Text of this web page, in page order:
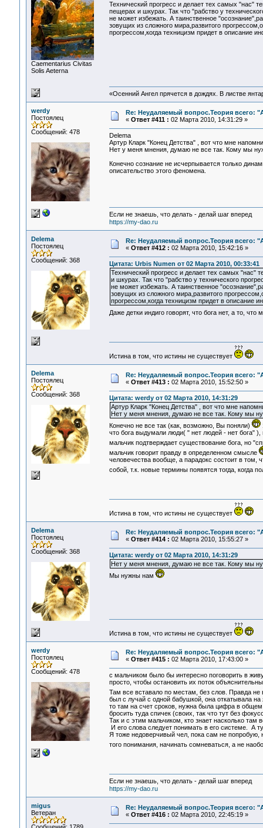
Сaementarius Civitas
Solis Aeterna
Технический прогресс и делает тех самых "нас"
пещерах и шкурах. Так что "рабство у
не может избежать. А таинственное
зовущих из сложного мира,развитого
прогрессом,когда техницизм придет в описание
«Осенний Ангел прячется в дождях. В листве
werdy
Постоялец
Сообщений: 478
Re: Неудаляемый вопрос.Теория всего:
« Ответ #411 : 02 Марта 2010, 14:31:29 »
Delema
Артур Кларк "Конец Детства" , вот что мне
Нет у меня мнения, думаю не все так. Кому мы
Конечно сознание не исчерпывается только
описательство этого феномена.
Если не знаешь, что делать - делай шаг вперед
https://my-dao.ru
Delema
Постоялец
Сообщений: 368
Re: Неудаляемый вопрос.Теория всего:
« Ответ #412 : 02 Марта 2010, 15:42:16 »
Цитата: Urbis Numen от 02 Марта 2010, 00:33:41
Технический прогресс и делает тех самых "нас"
и шкурах. Так что "рабство у технического
не может избежать. А таинственное
зовущих из сложного мира,развитого
прогрессом,когда техницизм придет в описание
Даже детки индиго говорят, что бога нет, а то,
Истина в том, что истины не существует
Delema
Постоялец
Сообщений: 368
Re: Неудаляемый вопрос.Теория всего:
« Ответ #413 : 02 Марта 2010, 15:52:50 »
Цитата: werdy от 02 Марта 2010, 14:31:29
Артур Кларк "Конец Детства" , вот что мне
Нет у меня мнения, думаю не все так. Кому мы
Конечно не все так (как, возможно, Вы поняли)
что бога выдумали люди( " нет людей - нет бога" ),
мальчик подтверждает существование бога, но
мальчик говорит правду в определенном смысле
человечества вообще, а парадокс состоит в том,
собой, т.к. новые термины появятся тогда,
Истина в том, что истины не существует
Delema
Постоялец
Сообщений: 368
Re: Неудаляемый вопрос.Теория всего:
« Ответ #414 : 02 Марта 2010, 15:55:27 »
Цитата: werdy от 02 Марта 2010, 14:31:29
Нет у меня мнения, думаю не все так. Кому мы
Мы нужны нам
Истина в том, что истины не существует
werdy
Постоялец
Сообщений: 478
Re: Неудаляемый вопрос.Теория всего:
« Ответ #415 : 02 Марта 2010, 17:43:00 »
с мальчиком было бы интересно поговорить в
просто, чтобы остановить их поток
Там все вставало по местам, без слов. Правда не
был с лучай с одной бабушкой, она откатывала на
то там на счет сроков, нужна была цифра в общем
бросить туда спичек (своих, так что тут без
Так и с этим мальчиком, кто знает насколько там
И его слова следует понимать в его системе. А
Я тоже недоверчивый чел, пока сам не попробую,
того понимания, начинать сомневаться, а не
Если не знаешь, что делать - делай шаг вперед
https://my-dao.ru
migus
Ветеран
Re: Неудаляемый вопрос.Теория всего:
« Ответ #416 : 02 Марта 2010, 22:45:19 »